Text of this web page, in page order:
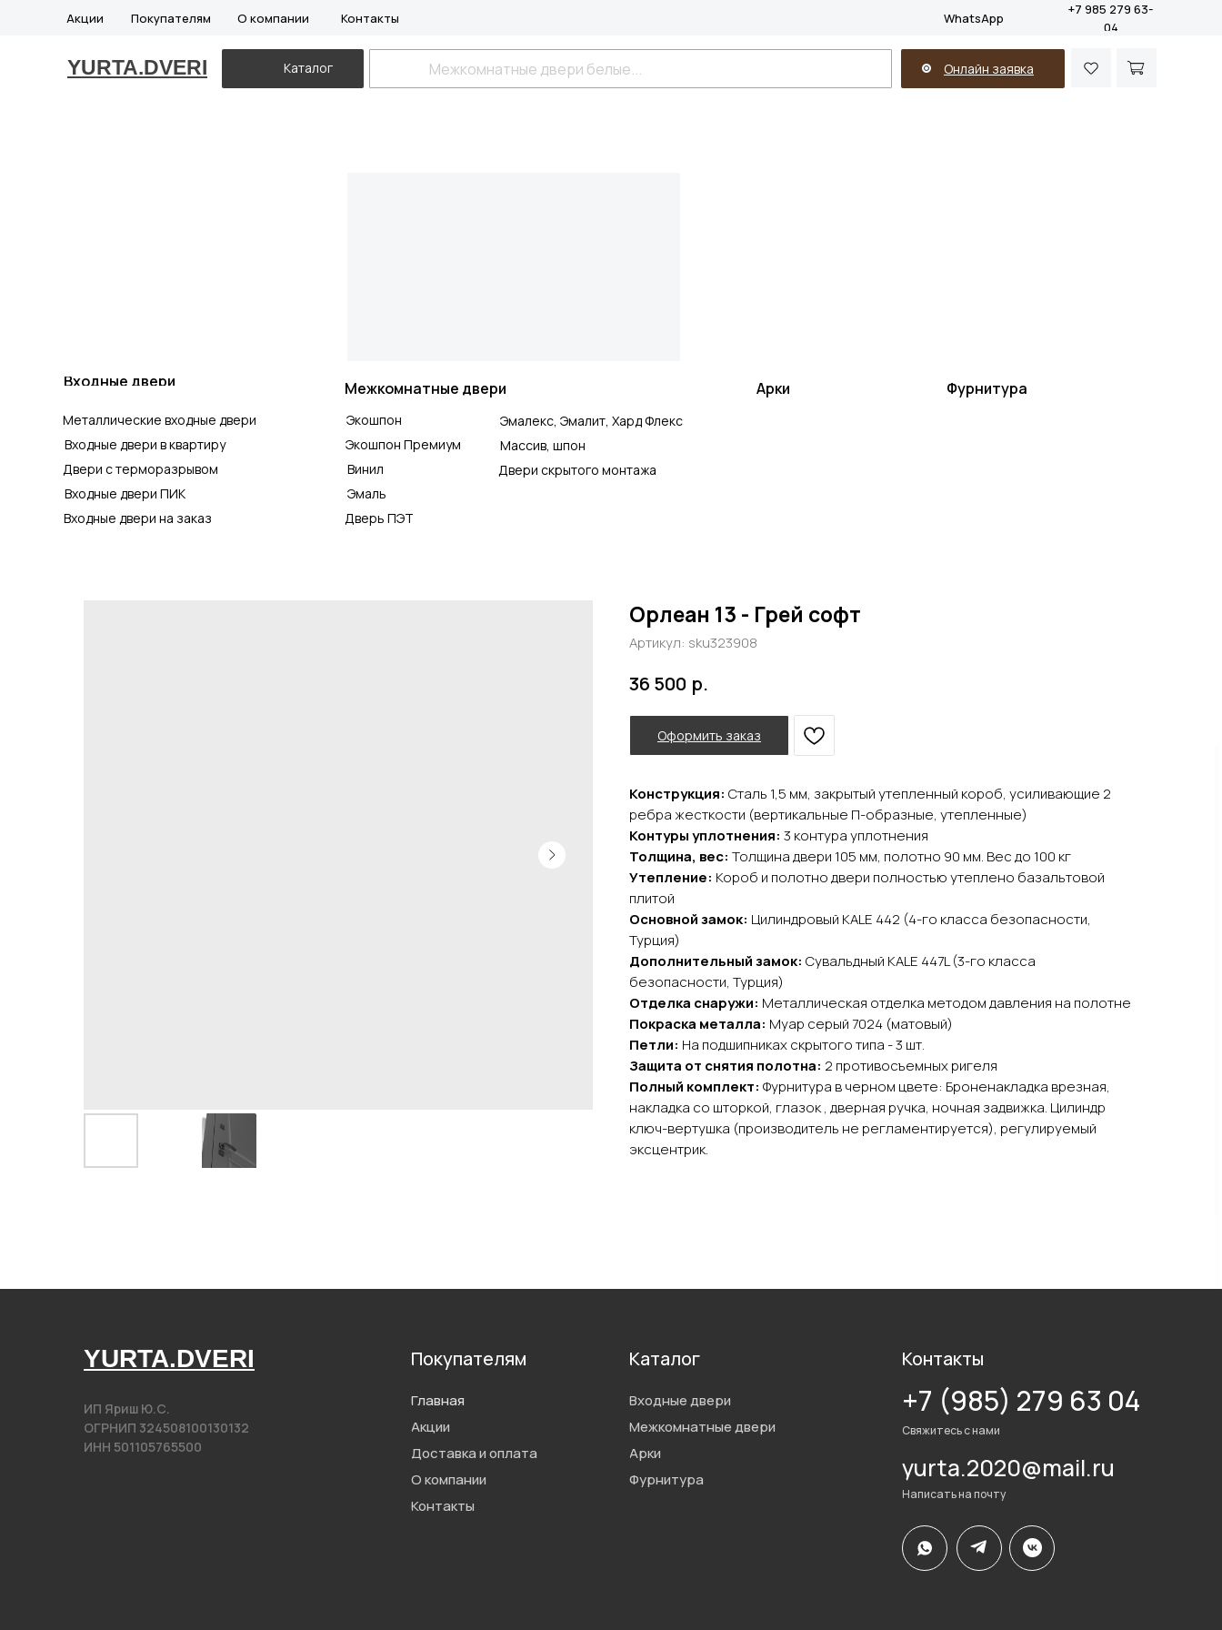
Акции Покупателям О компании Контакты WhatsApp
+7 985 279 63-
04
YURTA.DVERI Каталог Онлайн заявка
Входные двери на заказ
Входные двери ПИК
Двери с терморазрывом
Входные двери в квартиру
Дверь ПЭТ
Эмаль
Винил
Экошпон Премиум
Двери скрытого монтажа
Массив, шпон
Эмалекс, Эмалит, Хард Флекс
Экошпон
Металлические входные двери
Фурнитура
Арки
Межкомнатные двери
Входные двери
Орлеан 13 - Грей софт
Артикул: sku323908
36 500 р.
Оформить заказ
Конструкция: Сталь 1,5 мм, закрытый утепленный короб, усиливающие 2
ребра жесткости (вертикальные П-образные, утепленные)
Контуры уплотнения: 3 контура уплотнения
Толщина, вес: Толщина двери 105 мм, полотно 90 мм. Вес до 100 кг
Утепление: Короб и полотно двери полностью утеплено базальтовой
плитой
Основной замок: Цилиндровый KALE 442 (4-го класса безопасности,
Турция)
Дополнительный замок: Сувальдный KALE 447L (3-го класса
безопасности, Турция)
Отделка снаружи: Металлическая отделка методом давления на полотне
Покраска металла: Муар серый 7024 (матовый)
Петли: На подшипниках скрытого типа - 3 шт.
Защита от снятия полотна: 2 противосъемных ригеля
Полный комплект: Фурнитура в черном цвете: Броненакладка врезная,
накладка со шторкой, глазок , дверная ручка, ночная задвижка. Цилиндр
ключ-вертушка (производитель не регламентируется), регулируемый
эксцентрик.
YURTA.DVERI
Контакты
О компании
Доставка и оплата
Акции
Фурнитура
Арки
Межкомнатные двери
Написать на почту
Свяжитесь с нами
Входные двери
Главная
yurta.2020@mail.ru
+7 (985) 279 63 04
Контакты
Каталог
Покупателям
ИП Яриш Ю.С.
ОГРНИП 324508100130132
ИНН 501105765500